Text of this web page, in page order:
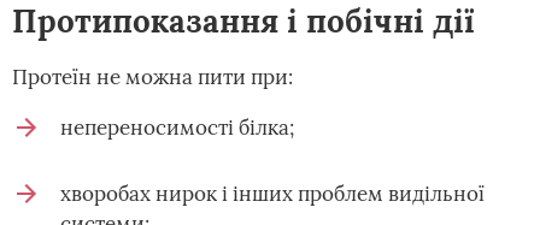
Протипоказання і побічні дії
Протеїн не можна пити при:
непереносимості білка;
хворобах нирок і інших проблем видільної